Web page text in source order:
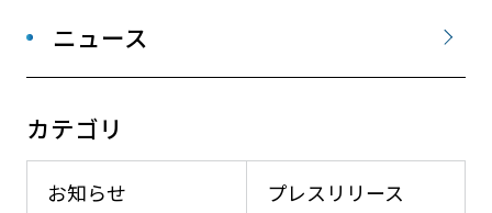
ニュース
カテゴリ
お知らせ プレスリリース